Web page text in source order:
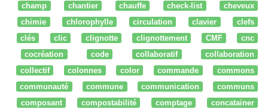
champ
chantier chauffe check-list
cheveux
chimie
chlorophylle circulation clavier
clefs
clés
clic clignotte clignottement CMF
cnc
cocréation
code collaboratif
collaboration
collectif
colonnes color commande
commons
communauté
commune communication
communs
composant
compostabilité comptage
concatainer